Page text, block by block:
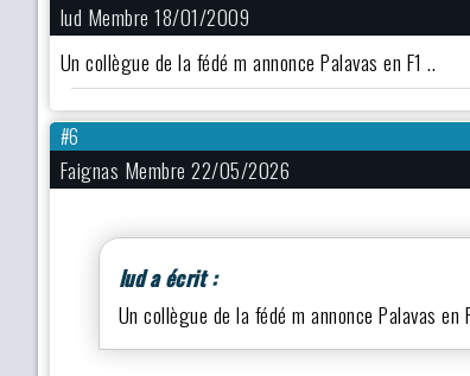
lud Membre 18/01/2009
Un collègue de la fédé m annonce Palavas en F1 ..
#6
Faignas Membre 22/05/2026
lud a écrit :
Un collègue de la fédé m annonce Palavas en